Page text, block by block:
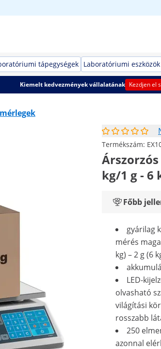
tápegységek Laboratóriumi eszközök
Kiemelt kedvezmények vállalatának Kezdjen el
Termékszám:
kg/1 g - 6
Főbb
gyárilag
mérés
kg) – 2 g (6
LED-
olvasható
világítási
rosszabb
250
azonnal